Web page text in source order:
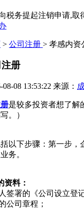
税务提起注销申请,取
> 公司注册 > 孝感内资
册
08 13:53:22 来源：
是较多投资者想了解
。）
以下步骤：第一步
务。
资料：
签署的《公司设立登
公司章程；